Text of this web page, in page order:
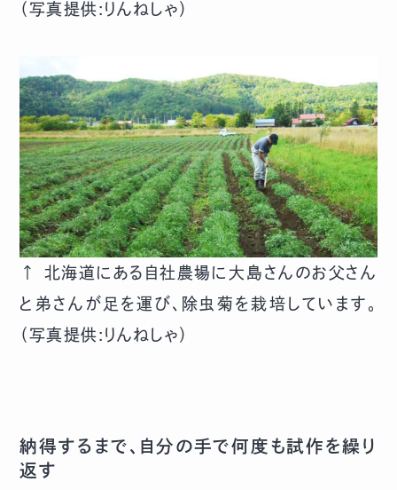
（写真提供:りんねしゃ）
↑ 北海道にある自社農場に大島さんのお父さん
と弟さんが足を運び、除虫菊を栽培しています。
（写真提供:りんねしゃ）
納得するまで、自分の手で何度も試作を繰り
返す